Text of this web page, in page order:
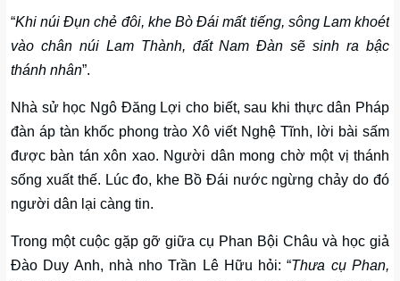
“Khi núi Đụn chẻ đôi, khe Bò Đái mất tiếng, sông Lam khoét
vào chân núi Lam Thành, đất Nam Đàn sẽ sinh ra bậc
thánh nhân”.
Nhà sử học Ngô Đăng Lợi cho biết, sau khi thực dân Pháp
đàn áp tàn khốc phong trào Xô viết Nghệ Tĩnh, lời bài sấm
được bàn tán xôn xao. Người dân mong chờ một vị thánh
sống xuất thế. Lúc đo, khe Bồ Đái nước ngừng chảy do đó
người dân lại càng tin.
Trong một cuộc gặp gỡ giữa cụ Phan Bội Châu và học giả
Đào Duy Anh, nhà nho Trần Lê Hữu hỏi: “Thưa cụ Phan,